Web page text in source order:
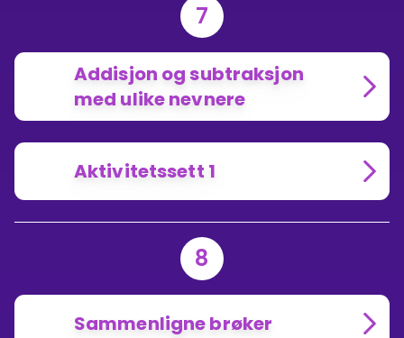
7
Addisjon og subtraksjon
med ulike nevnere
Aktivitetssett 1
8
Sammenligne brøker